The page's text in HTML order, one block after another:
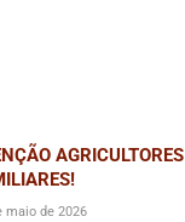
AGRICULTORES
maio de 2026